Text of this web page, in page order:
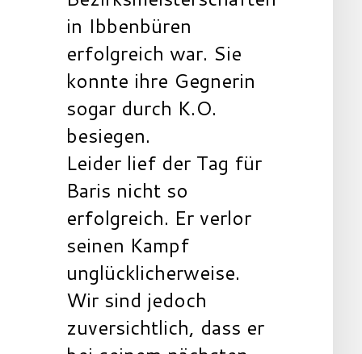
in Ibbenbüren
erfolgreich war. Sie
konnte ihre Gegnerin
sogar durch K.O.
besiegen.
Leider lief der Tag für
Baris nicht so
erfolgreich. Er verlor
seinen Kampf
unglücklicherweise.
Wir sind jedoch
zuversichtlich, dass er